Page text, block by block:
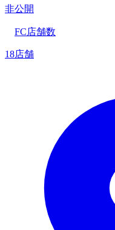
非公開
FC店舗数
18店舗